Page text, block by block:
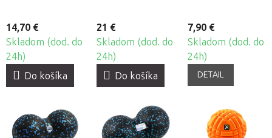
14,70 €
Skladom (dod. do
24h)
Do košíka
21 €
Skladom (dod. do
24h)
Do košíka
7,90 €
Skladom (dod. do
24h)
DETAIL